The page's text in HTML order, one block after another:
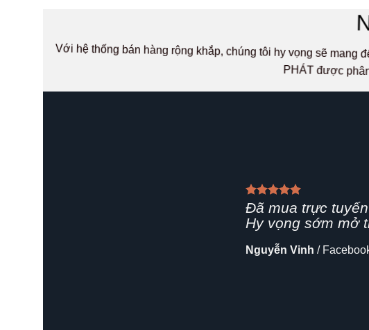
Với hệ thống bán hàng rộng khắp, chúng tôi hy vọng sẽ
PHÁT được
Giao hàng nhanh,
rất chuyên
Shop nên cập
Hải Yến / Zalo